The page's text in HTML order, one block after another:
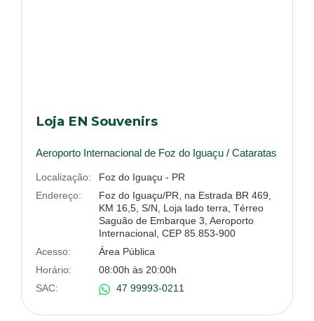
Loja EN Souvenirs
Aeroporto Internacional de Foz do Iguaçu / Cataratas
Localização:
Foz do Iguaçu - PR
Endereço:
Foz do Iguaçu/PR, na Estrada BR 469,
KM 16,5, S/N, Loja lado terra, Térreo
Saguão de Embarque 3, Aeroporto
Internacional, CEP 85.853-900
Acesso:
Área Pública
Horário:
08:00h às 20:00h
SAC:
47 99993-0211